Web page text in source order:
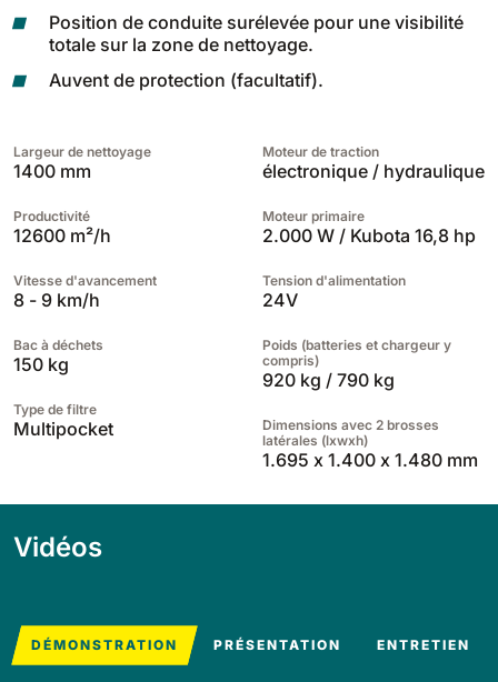
E110-R
8800 m²/h
Position de conduite surélevée pour une visibilité
totale sur la zone de nettoyage.
Auvent de protection (facultatif).
Largeur de nettoyage
1400 mm
Productivité
12600 m²/h
Vitesse d'avancement
8 - 9 km/h
Bac à déchets
150 kg
Type de filtre
Multipocket
Moteur de traction
électronique / hydraulique
Moteur primaire
2.000 W / Kubota 16,8 hp
Tension d'alimentation
24V
Poids (batteries et chargeur y
compris)
920 kg / 790 kg
Dimensions avec 2 brosses
latérales (lxwxh)
1.695 x 1.400 x 1.480 mm
Vidéos
DÉMONSTRATION PRÉSENTATION ENTRETIEN